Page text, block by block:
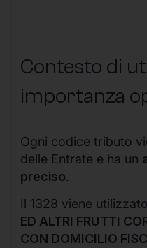
Contesto di
importanza
Ogni codice tributo
delle Entrate e ha un
preciso.
Il 1328 viene
ED ALTRI FRUTTI
CON DOMICILIO